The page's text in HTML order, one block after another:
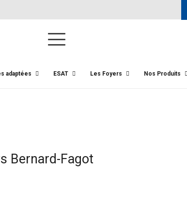
adaptées ESAT Les Foyers Nos Produits
Bernard-Fagot